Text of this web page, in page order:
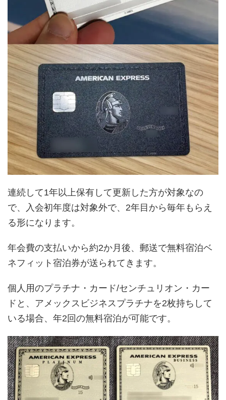
連続して1年以上保有して更新した方が対象なの
で、入会初年度は対象外で、2年目から毎年もらえ
る形になります。
年会費の支払いから約2か月後、郵送で無料宿泊ベ
ネフィット宿泊券が送られてきます。
個人用のプラチナ・カード/センチュリオン・カー
ドと、アメックスビジネスプラチナを2枚持ちして
いる場合、年2回の無料宿泊が可能です。